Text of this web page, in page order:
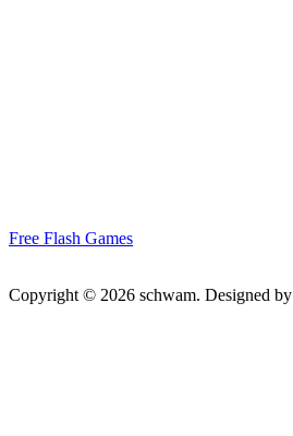
Free Flash Games
Copyright © 2026 schwam. Designed by